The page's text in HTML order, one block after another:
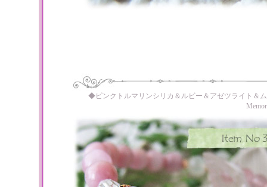
◆ピンクトルマリンシリカ＆ルビー＆アゼツライト＆